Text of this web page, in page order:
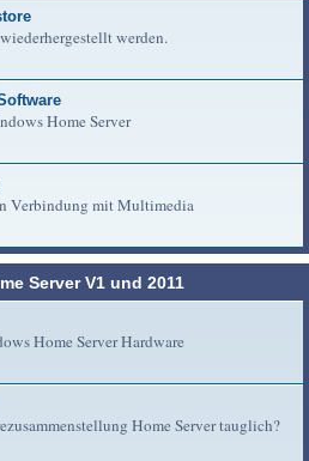
werden.
Home Server
Verbindung mit Multimedia
Server V1 und 2011
Home Server Hardware
Home Server tauglich?